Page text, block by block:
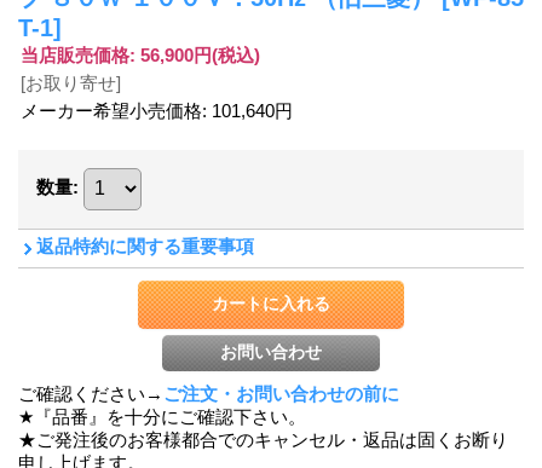
T-1]
当店販売価格: 56,900円(税込)
[お取り寄せ]
メーカー希望小売価格: 101,640円
数量:
返品特約に関する重要事項
ご確認ください→ ご注文・お問い合わせの前に
★『品番』を十分にご確認下さい。
★ご発注後のお客様都合でのキャンセル・返品は固くお断り
申し上げます。